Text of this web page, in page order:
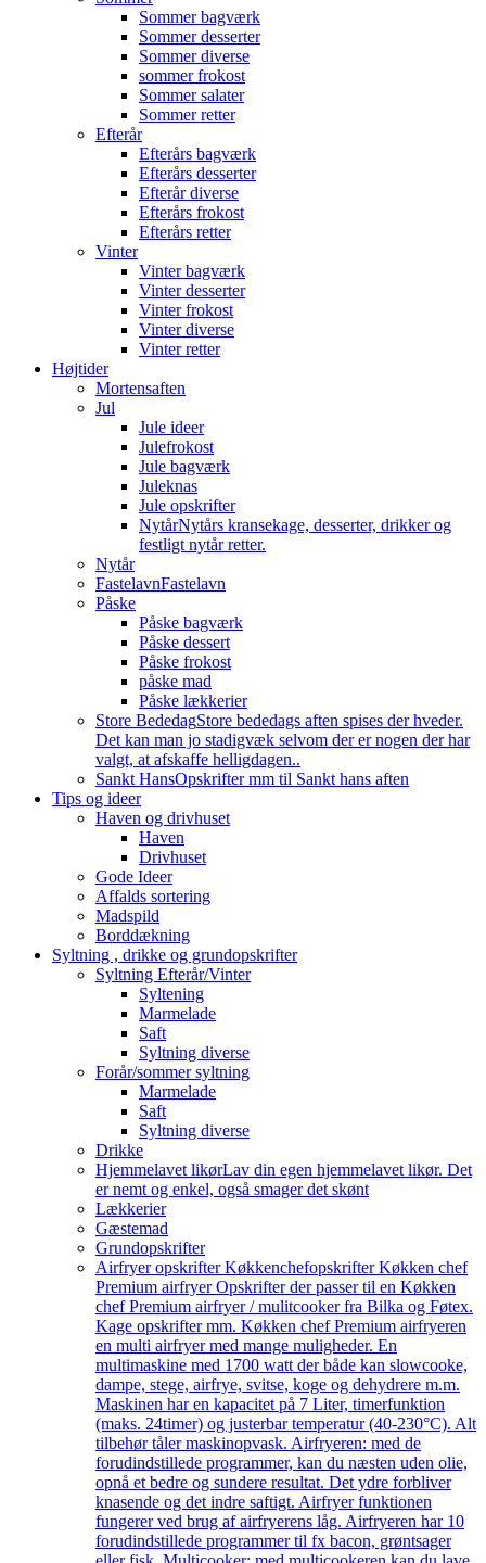
Sommer bagværk
Sommer desserter
Sommer diverse
sommer frokost
Sommer salater
Sommer retter
Efterår
Efterårs bagværk
Efterårs desserter
Efterår diverse
Efterårs frokost
Efterårs retter
Vinter
Vinter bagværk
Vinter desserter
Vinter frokost
Vinter diverse
Vinter retter
Højtider
Mortensaften
Jul
Jule ideer
Julefrokost
Jule bagværk
Juleknas
Jule opskrifter
NytårNytårs kransekage, desserter, drikker og
festligt nytår retter.
Nytår
FastelavnFastelavn
Påske
Påske bagværk
Påske dessert
Påske frokost
påske mad
Påske lækkerier
Store BededagStore bededags aften spises der hveder.
Det kan man jo stadigvæk selvom der er nogen der har
valgt, at afskaffe helligdagen..
Sankt HansOpskrifter mm til Sankt hans aften
Tips og ideer
Haven og drivhuset
Haven
Drivhuset
Gode Ideer
Affalds sortering
Madspild
Borddækning
Syltning , drikke og grundopskrifter
Syltning Efterår/Vinter
Syltening
Marmelade
Saft
Syltning diverse
Forår/sommer syltning
Marmelade
Saft
Syltning diverse
Drikke
Hjemmelavet likørLav din egen hjemmelavet likør. Det
er nemt og enkel, også smager det skønt
Lækkerier
Gæstemad
Grundopskrifter
Airfryer opskrifter Køkkenchefopskrifter Køkken chef
Premium airfryer Opskrifter der passer til en Køkken
chef Premium airfryer / mulitcooker fra Bilka og Føtex.
Kage opskrifter mm. Køkken chef Premium airfryeren
en multi airfryer med mange muligheder. En
multimaskine med 1700 watt der både kan slowcooke,
dampe, stege, airfrye, svitse, koge og dehydrere m.m.
Maskinen har en kapacitet på 7 Liter, timerfunktion
(maks. 24timer) og justerbar temperatur (40-230°C). Alt
tilbehør tåler maskinopvask. Airfryeren: med de
forudindstillede programmer, kan du næsten uden olie,
opnå et bedre og sundere resultat. Det ydre forbliver
knasende og det indre saftigt. Airfryer funktionen
fungerer ved brug af airfryerens låg. Airfryeren har 10
forudindstillede programmer til fx bacon, grøntsager